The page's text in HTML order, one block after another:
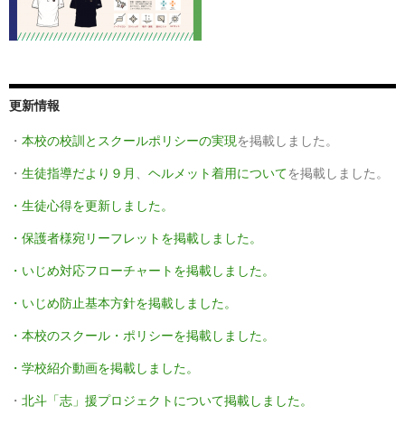
更新情報
・ 本校の校訓とスクールポリシーの実現を掲載しました。
・ 生徒指導だより９月 ヘルメット着用についてを掲載しました。
・生徒心得を更新しました。
・保護者様宛リーフレットを掲載しました。
・いじめ対応フローチャートを掲載しました。
・いじめ防止基本方針を掲載しました。
・本校のスクール・ポリシーを掲載しました。
・学校紹介動画を掲載しました。
・ 北斗「志」援プロジェクトについて掲載しました。